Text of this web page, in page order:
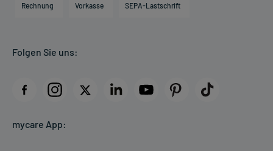
Direktabrechnung PKV
AGB
Datenschutz
Rückgabe/Widerruf
Rechnung Vorkasse SEPA-Lastschrift
Folgen Sie uns:
mycare App: